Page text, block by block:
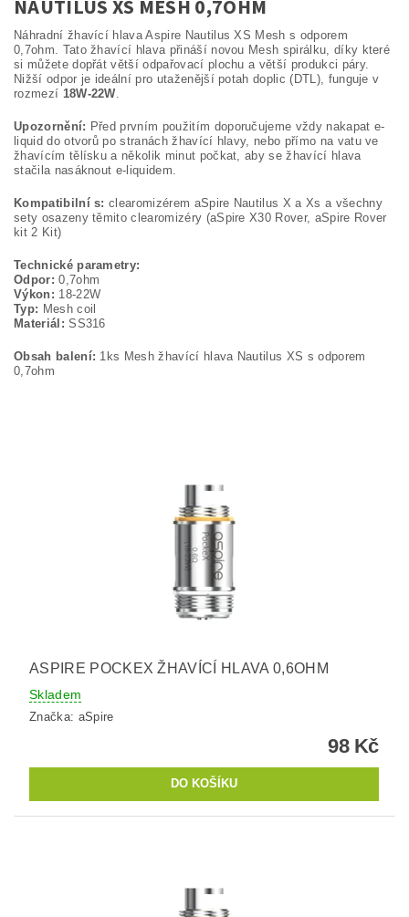
NAUTILUS XS MESH 0,7OHM
Náhradní žhavící hlava Aspire Nautilus XS Mesh s odporem
0,7ohm. Tato žhavící hlava přináší novou Mesh spirálku, díky které
si můžete dopřát větší odpařovací plochu a větší produkci páry.
Nižší odpor je ideální pro utaženější potah doplic (DTL), funguje v
rozmezí 18W-22W.
Upozornění: Před prvním použitím doporučujeme vždy nakapat e-
liquid do otvorů po stranách žhavící hlavy, nebo přímo na vatu ve
žhavícím tělísku a několik minut počkat, aby se žhavící hlava
stačila nasáknout e-liquidem.
Kompatibilní s: clearomizérem aSpire Nautilus X a Xs a všechny
sety osazeny těmito clearomizéry (aSpire X30 Rover, aSpire Rover
kit 2 Kit)
Technické parametry:
Odpor: 0,7ohm
Výkon: 18-22W
Typ: Mesh coil
Materiál: SS316
Obsah balení: 1ks Mesh žhavící hlava Nautilus XS s odporem
0,7ohm
ASPIRE POCKEX ŽHAVÍCÍ HLAVA 0,6OHM
Skladem
Značka: aSpire
98 Kč